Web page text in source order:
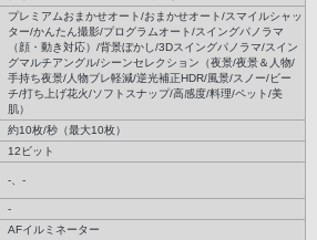
プレミアムおまかせオート/おまかせオート/スマイルシャッ
ター/かんたん撮影/プログラムオート/スイングパノラマ
（顔・動き対応）/背景ぼかし/3Dスイングパノラマ/スイン
グマルチアングル/シーンセレクション（夜景/夜景＆人物/
手持ち夜景/人物ブレ軽減/逆光補正HDR/風景/スノー/ビー
チ/打ち上げ花火/ソフトスナップ/高感度/料理/ペット/美
肌）
約10枚/秒（最大10枚）
12ビット
-、-
-
AFイルミネーター